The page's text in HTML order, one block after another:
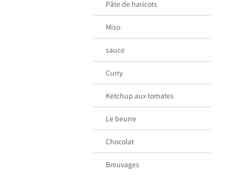
Pâte de haricots
Miso
sauce
Curry
Ketchup aux tomates
Le beurre
Chocolat
Breuvages